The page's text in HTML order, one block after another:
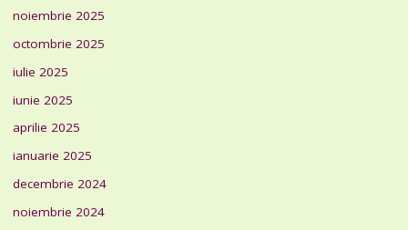
noiembrie 2025
octombrie 2025
iulie 2025
iunie 2025
aprilie 2025
ianuarie 2025
decembrie 2024
noiembrie 2024